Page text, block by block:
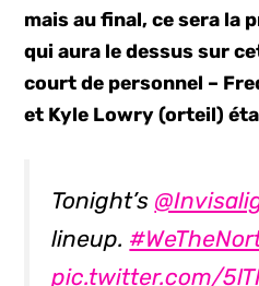
mais au final, ce sera la
qui aura le dessus sur
court de personnel –
et Kyle Lowry (orteil)
Tonight’s
lineup.
pic.twitter.com/